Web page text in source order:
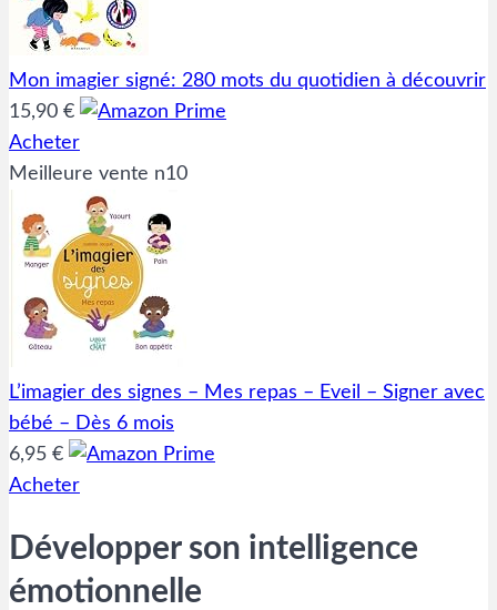
Mon imagier signé: 280 mots du quotidien à découvrir
15,90 €
Acheter
Meilleure vente n10
L’imagier des signes – Mes repas – Eveil – Signer avec
bébé – Dès 6 mois
6,95 €
Acheter
Développer son intelligence
émotionnelle